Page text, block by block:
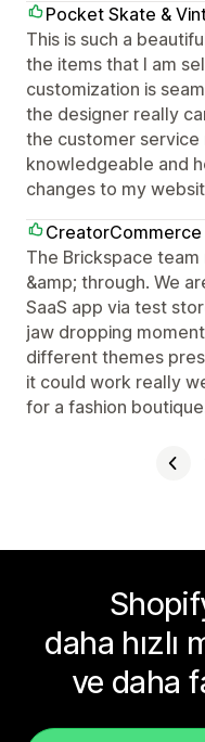
Pocket Skate &
This is such a
the items that I am
customization is
the designer really
the customer
knowledgeable and
changes to my
CreatorCommerce
The Brickspace
&amp; through. We
SaaS app via test
jaw dropping
different themes
it could work really
for a fashion
daha hızlı
ve daha